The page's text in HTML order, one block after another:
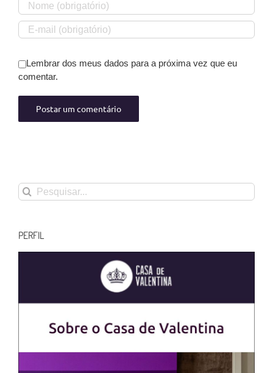
Lembrar dos meus dados para a próxima vez que eu
comentar.
Buscar
resultados
PERFIL